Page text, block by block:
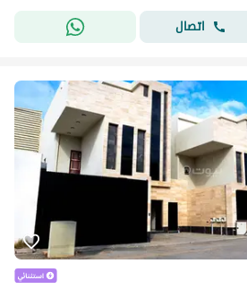
اتصال